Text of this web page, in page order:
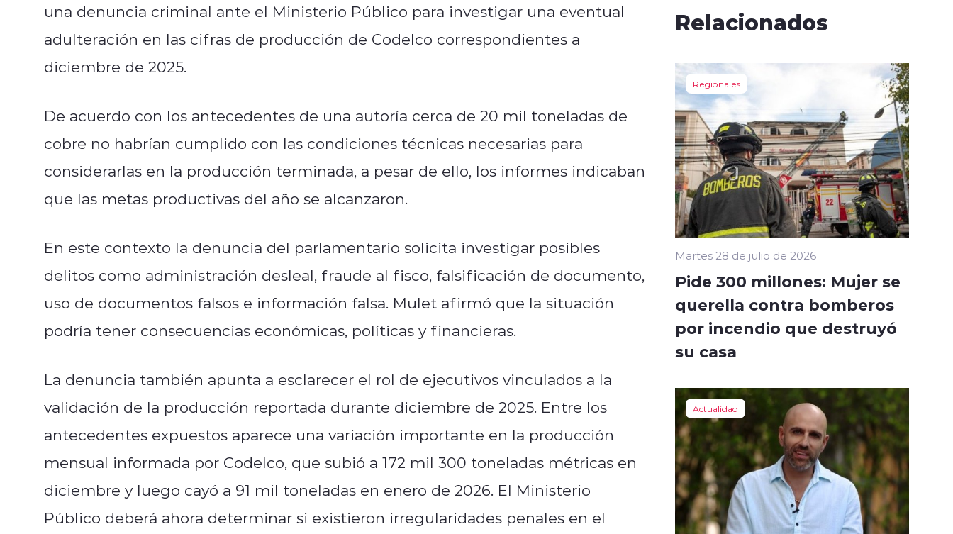
una denuncia criminal ante el Ministerio Público para investigar una eventual
adulteración en las cifras de producción de Codelco correspondientes a
diciembre de 2025.
De acuerdo con los antecedentes de una autoría cerca de 20 mil toneladas de
cobre no habrían cumplido con las condiciones técnicas necesarias para
considerarlas en la producción terminada, a pesar de ello, los informes indicaban
que las metas productivas del año se alcanzaron.
En este contexto la denuncia del parlamentario solicita investigar posibles
delitos como administración desleal, fraude al fisco, falsificación de documento,
uso de documentos falsos e información falsa. Mulet afirmó que la situación
podría tener consecuencias económicas, políticas y financieras.
La denuncia también apunta a esclarecer el rol de ejecutivos vinculados a la
validación de la producción reportada durante diciembre de 2025. Entre los
antecedentes expuestos aparece una variación importante en la producción
mensual informada por Codelco, que subió a 172 mil 300 toneladas métricas en
diciembre y luego cayó a 91 mil toneladas en enero de 2026. El Ministerio
Público deberá ahora determinar si existieron irregularidades penales en el
Relacionados
Regionales
Martes 28 de julio de 2026
Pide 300 millones: Mujer se
querella contra bomberos
por incendio que destruyó
su casa
Actualidad